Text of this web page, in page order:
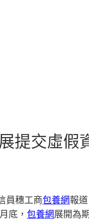
提交虛假
員穗工商包養網報
底， 包養網展開為